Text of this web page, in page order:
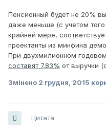
Пенсионный будет не 20%
даже меньше (с учетом
крайней мере,
проектанты из минфина
При двухмилионном
составят 7.83% от выручки
Змінено 2 грудня, 2015
Цитата